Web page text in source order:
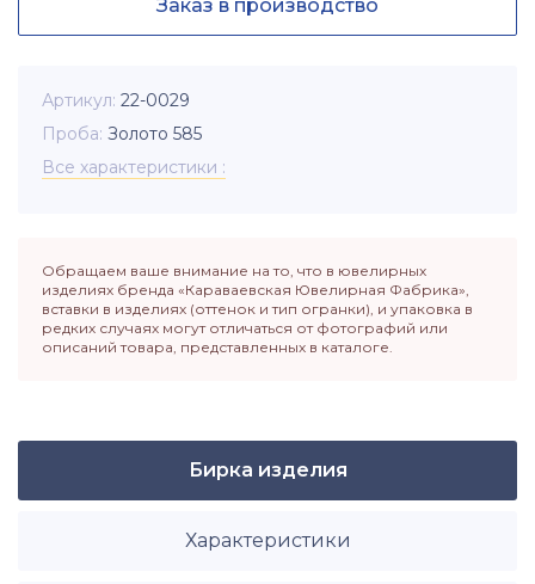
Заказ в производство
Артикул 22-0029
Проба Золото 585
Все характеристики
Обращаем ваше внимание на то, что в ювелирных
изделиях бренда «Караваевская Ювелирная Фабрика»,
вставки в изделиях (оттенок и тип огранки), и упаковка в
редких случаях могут отличаться от фотографий или
описаний товара, представленных в каталоге.
Бирка изделия
Характеристики